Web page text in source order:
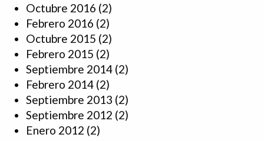
Octubre 2016 (2)
Febrero 2016 (2)
Octubre 2015 (2)
Febrero 2015 (2)
Septiembre 2014 (2)
Febrero 2014 (2)
Septiembre 2013 (2)
Septiembre 2012 (2)
Enero 2012 (2)